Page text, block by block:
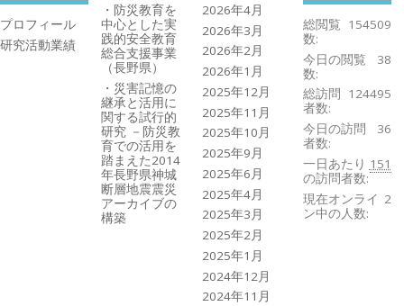
プロフィール
研究活動業績
・防災教育を
中心とした実
践的安全教育
総合支援事業
（長野県）
・災害記憶の
継承と活用に
関する試行的
研究 －防災教
育での活用を
踏まえた2014
年長野県神城
断層地震震災
アーカイブの
構築
2026年4月
2026年3月
2026年2月
2026年1月
2025年12月
2025年11月
2025年10月
2025年9月
2025年6月
2025年4月
2025年3月
2025年2月
2025年1月
2024年12月
2024年11月
154509
総閲覧
数:
38
今日の閲覧
数:
124495
総訪問
者数:
36
今日の訪問
者数:
151
一日あたり
の訪問者数:
2
現在オンライ
ン中の人数: